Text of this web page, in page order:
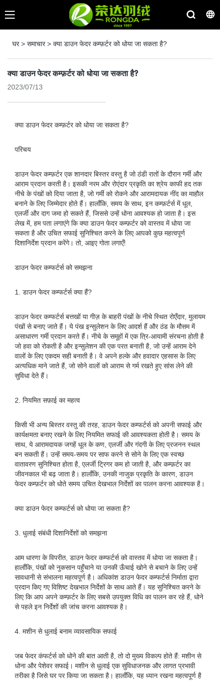
घर> समाचार> क्या डाउन फेदर कम्फ़र्टर को धोया जा सकता है?
क्या डाउन फेदर कम्फ़र्टर को धोया जा सकता है?
2023/07/13
क्या डाउन फेदर कम्फ़र्टर को धोया जा सकता है?
परिचय
डाउन फेदर कम्फ़र्टर एक शानदार बिस्तर वस्तु है जो ठंडी रातों के दौरान गर्मी और
आराम प्रदान करती है। इसकी नरम और रोएंदार प्रकृति का श्रेय काफी हद तक
नीचे के पंखों को दिया जाता है, जो गर्मी को रोकने और आरामदायक नींद का माहौल
बनाने के लिए जिम्मेदार होते हैं। हालाँकि, समय के साथ, इन कम्फ़र्टर्स में धूल,
एलर्जी और दाग जमा हो सकते हैं, जिससे उन्हें धोना आवश्यक हो जाता है। इस
लेख में, हम पता लगाएंगे कि क्या डाउन फेदर कम्फ़र्टर को वास्तव में धोया जा
सकता है और उचित सफाई सुनिश्चित करने के लिए आपको कुछ महत्वपूर्ण
दिशानिर्देश प्रदान करेंगे। तो, आइए गोता लगाएँ!
डाउन फेदर कम्फर्टर्स को समझना
1. डाउन फेदर कम्फर्टर्स क्या हैं?
डाउन फेदर कम्फर्टर्स बत्तखों या गीज़ के बाहरी पंखों के नीचे स्थित रोएँदार, मुलायम
पंखों से बनाए जाते हैं। ये पंख इन्सुलेशन के लिए आदर्श हैं और ठंड के मौसम में
असाधारण गर्मी प्रदान करते हैं। नीचे के समूहों में एक त्रि-आयामी संरचना होती है
जो हवा को रोकती है और इन्सुलेशन की एक परत बनाती है, जो उन्हें आराम देने
वालों के लिए एकदम सही बनाती है। वे अपने हल्के और हवादार एहसास के लिए
अत्यधिक माने जाते हैं, जो सोने वालों को आराम से गर्म रखते हुए सांस लेने की
सुविधा देते हैं।
2. नियमित सफ़ाई का महत्व
किसी भी अन्य बिस्तर वस्तु की तरह, डाउन फेदर कम्फर्टर्स को अपनी सफाई और
कार्यक्षमता बनाए रखने के लिए नियमित सफाई की आवश्यकता होती है। समय के
साथ, ये आरामदायक जगहें धूल के कण, एलर्जी और गंदगी के लिए प्रजनन स्थल
बन सकती हैं। उन्हें समय-समय पर साफ करने से सोने के लिए एक स्वच्छ
वातावरण सुनिश्चित होता है, एलर्जी ट्रिगर कम हो जाती है, और कम्फ़र्टर का
जीवनकाल भी बढ़ जाता है। हालाँकि, उनकी नाजुक प्रकृति के कारण, डाउन
फेदर कम्फ़र्टर को धोते समय उचित देखभाल निर्देशों का पालन करना आवश्यक है।
क्या डाउन फेदर कम्फर्टर्स को धोया जा सकता है?
3. धुलाई संबंधी दिशानिर्देशों को समझना
आम धारणा के विपरीत, डाउन फेदर कम्फर्टर्स को वास्तव में धोया जा सकता है।
हालाँकि, पंखों को नुकसान पहुँचाने या उनकी ऊँचाई खोने से बचाने के लिए उन्हें
सावधानी से संभालना महत्वपूर्ण है। अधिकांश डाउन फेदर कम्फर्टर्स निर्माता द्वारा
प्रदान किए गए विशिष्ट देखभाल निर्देशों के साथ आते हैं। यह सुनिश्चित करने के
लिए कि आप अपने कम्फ़र्टर के लिए सबसे उपयुक्त विधि का पालन कर रहे हैं, धोने
से पहले इन निर्देशों की जांच करना आवश्यक है।
4. मशीन से धुलाई बनाम व्यावसायिक सफाई
जब फेदर कंफर्टर्स को धोने की बात आती है, तो दो मुख्य विकल्प होते हैं: मशीन से
धोना और पेशेवर सफाई। मशीन से धुलाई एक सुविधाजनक और लागत प्रभावी
तरीका है जिसे घर पर किया जा सकता है। हालाँकि, यह ध्यान रखना महत्वपूर्ण है